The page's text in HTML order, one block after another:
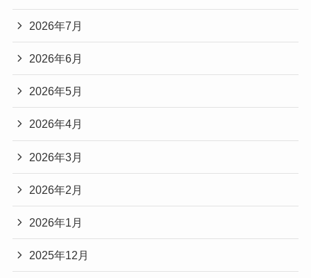
2026年7月
2026年6月
2026年5月
2026年4月
2026年3月
2026年2月
2026年1月
2025年12月